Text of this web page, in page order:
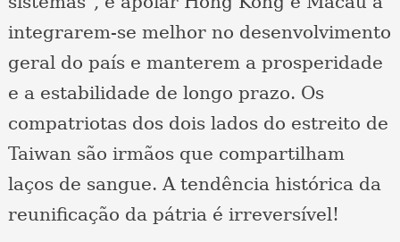
integrarem-se melhor no desenvolvimento
geral do país e manterem a prosperidade
e a estabilidade de longo prazo. Os
compatriotas dos dois lados do estreito de
Taiwan são irmãos que compartilham
laços de sangue. A tendência histórica da
reunificação da pátria é irreversível!